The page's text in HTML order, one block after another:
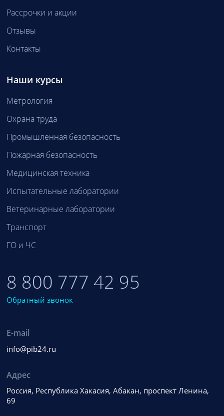
Рассрочки и акции
Отзывы
Контакты
Наши курсы
Метрология
Охрана труда
Промышленная безопасность
Пожарная безопасность
Медицинская техника
Испытательные лаборатории
Ветеринарные лаборатории
Транспорт
ГО и ЧС
8 800 777 42 95
Обратный звонок
E-mail
info@pib24.ru
Адрес
Россия, Республика Хакасия, Абакан, проспект Ленина,
69